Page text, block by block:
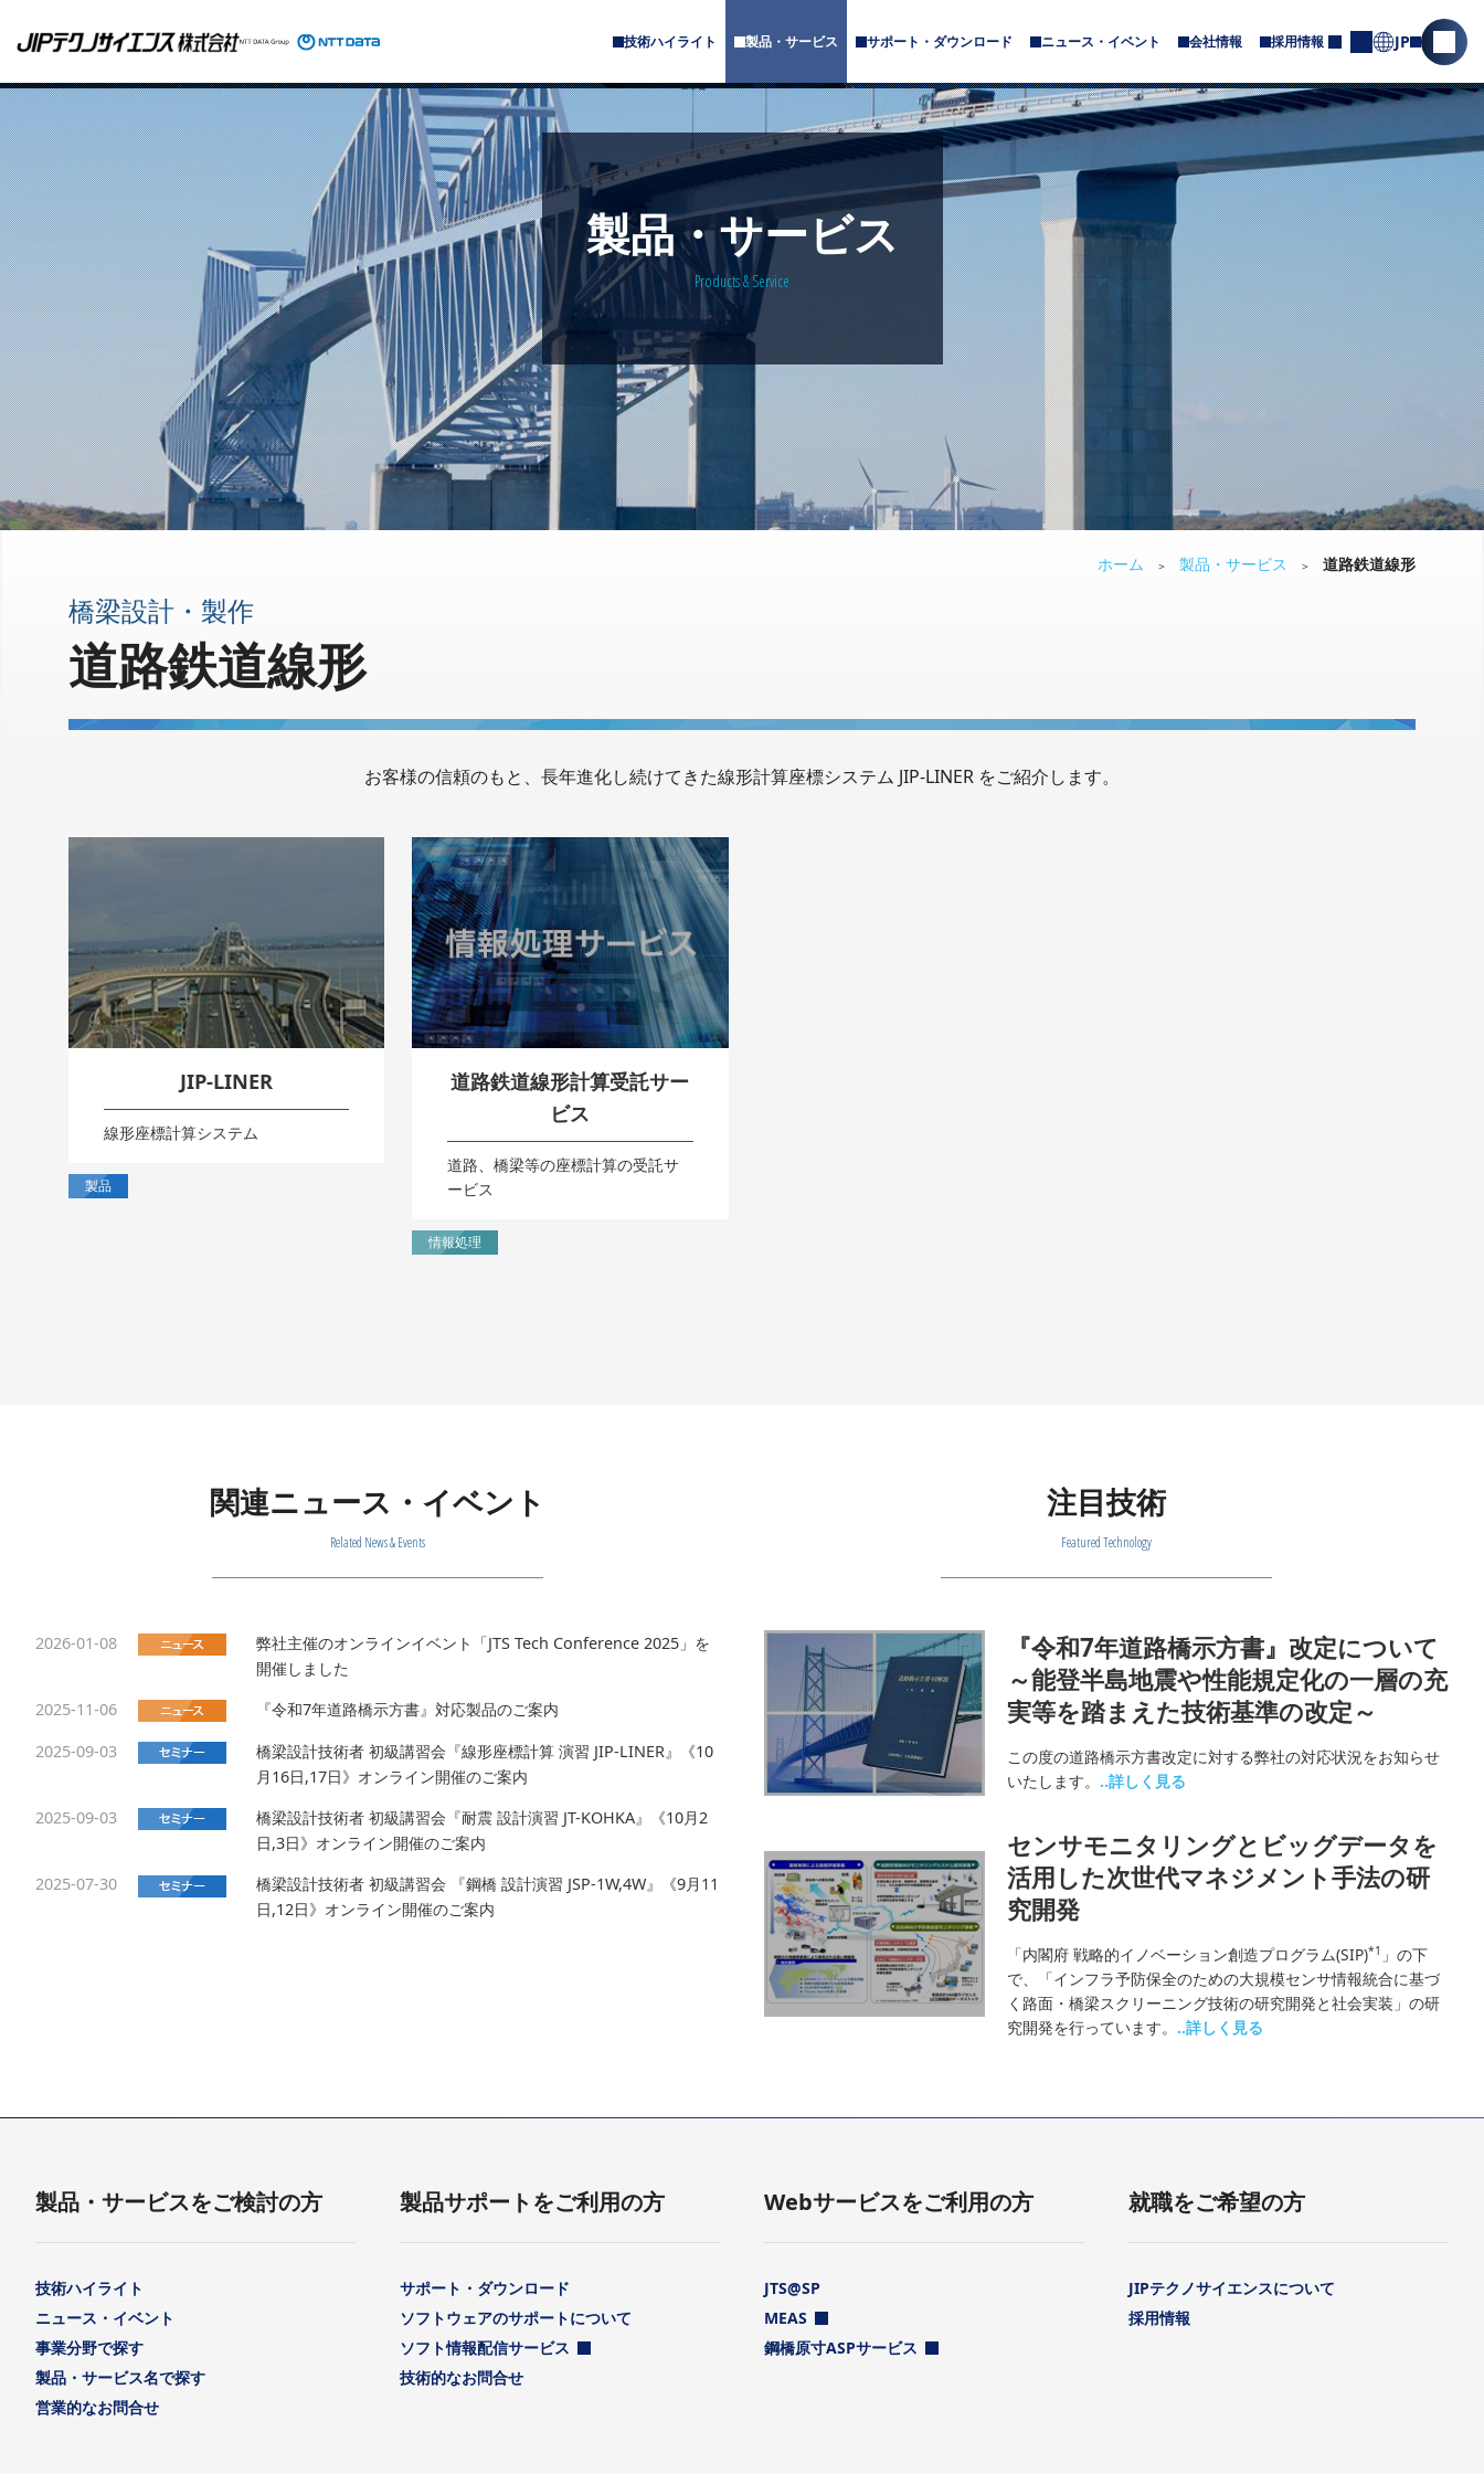
技術ハイライト 製品・サービス
サ
メ
ュ
ー
が
あ
り
ま
サポート・ダウンロード
サ
メ
ニ
ュ
ー
が
あ
り
ニュース・イベント 会社情報
サ
メ
ニ
ュ
ー
が
あ
り
ま
す
採用情報
サ
イ
ト
検
索
を
く
JP
お
問
合
製品・サービス
Products & Service
ホーム ＞ 製品・サービス ＞ 道路鉄道線形
橋梁設計・製作
道路鉄道線形
お客様の信頼のもと、長年進化し続けてきた線形計算座標システム JIP-LINER をご紹介します。
JIP-LINER
線形座標計算システム
製品
道路鉄道線形計算受託サー
ビス
道路、橋梁等の座標計算の受託サ
ービス
情報処理
関連ニュース・イベント
Related News & Events
2026-01-08
弊社主催のオンラインイベント「JTS Tech Conference 2025」を
開催しました
2025-11-06
『令和7年道路橋示方書』対応製品のご案内
2025-09-03
橋梁設計技術者 初級講習会『線形座標計算 演習 JIP-LINER』《10
月16日,17日》オンライン開催のご案内
2025-09-03
橋梁設計技術者 初級講習会『耐震 設計演習 JT-KOHKA』《10月2
日,3日》オンライン開催のご案内
2025-07-30
橋梁設計技術者 初級講習会 『鋼橋 設計演習 JSP-1W,4W』《9月11
日,12日》オンライン開催のご案内
注目技術
Featured Technology
『令和7年道路橋示方書』改定について
～能登半島地震や性能規定化の一層の充
実等を踏まえた技術基準の改定～
この度の道路橋示方書改定に対する弊社の対応状況をお知らせ
いたします。 ..詳しく見る
センサモニタリングとビッグデータを
活用した次世代マネジメント手法の研
究開発
「内閣府 戦略的イノベーション創造プログラム(SIP)*1 」の下
で、「インフラ予防保全のための大規模センサ情報統合に基づ
く路面・橋梁スクリーニング技術の研究開発と社会実装」の研
究開発を行っています。 ..詳しく見る
製品・サービスをご検討の方
技術ハイライト
ニュース・イベント
事業分野で探す
製品・サービス名で探す
営業的なお問合せ
製品サポートをご利用の方
サポート・ダウンロード
ソフトウェアのサポートについて
ソフト情報配信サービス
技術的なお問合せ
Webサービスをご利用の方
JTS@SP
MEAS
鋼橋原寸ASPサービス
就職をご希望の方
JIPテクノサイエンスについて
採用情報